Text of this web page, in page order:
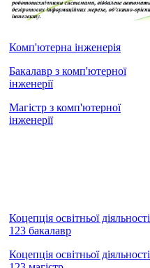
Комп'ютерна інженерія
Бакалавр з комп'ютерної
інженерії
Магістр з комп'ютерної
інженерії
Коцепція освітньої діяльності
123 бакалавр
Коцепція освітньої діяльності